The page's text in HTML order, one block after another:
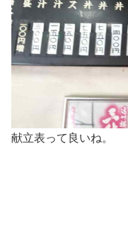
献立表って良いね。